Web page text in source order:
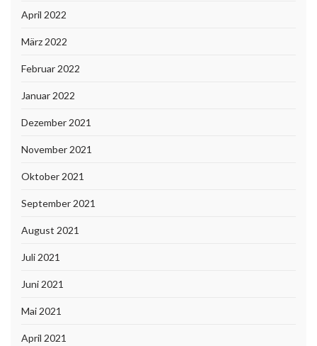
April 2022
März 2022
Februar 2022
Januar 2022
Dezember 2021
November 2021
Oktober 2021
September 2021
August 2021
Juli 2021
Juni 2021
Mai 2021
April 2021